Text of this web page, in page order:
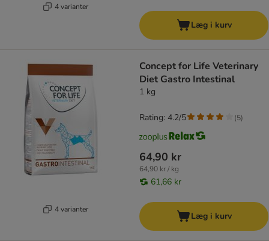
4 varianter
Læg i kurv
4 varianter
Concept for Life Veterinary
Diet Gastro Intestinal
1 kg
64,90 kr
64,90 kr / kg
61,66 kr
Rating: 4.2/5 (5)
Læg i kurv